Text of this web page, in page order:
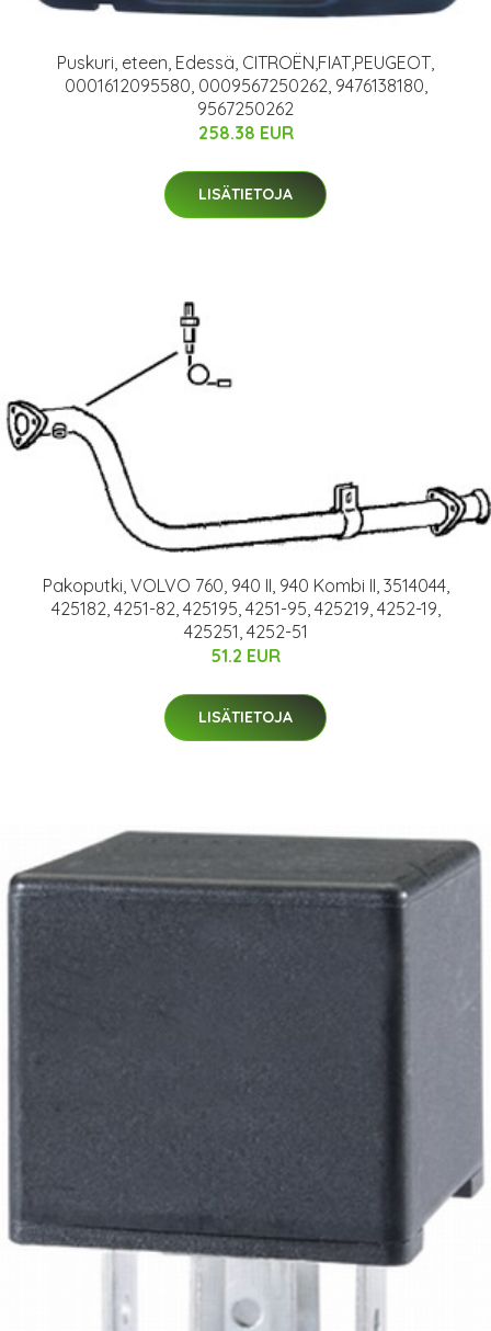
Puskuri, eteen, Edessä, CITROËN,FIAT,PEUGEOT,
0001612095580, 0009567250262, 9476138180,
9567250262
258.38 EUR
LISÄTIETOJA
Pakoputki, VOLVO 760, 940 II, 940 Kombi II, 3514044,
425182, 4251-82, 425195, 4251-95, 425219, 4252-19,
425251, 4252-51
51.2 EUR
LISÄTIETOJA